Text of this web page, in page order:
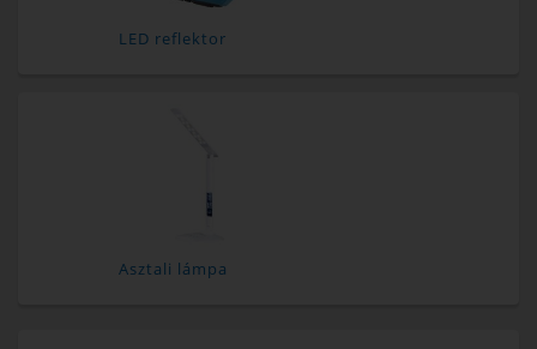
LED reflektor
Asztali lámpa